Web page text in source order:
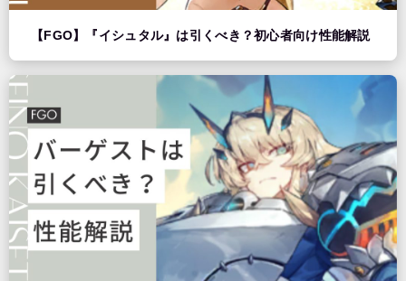
【FGO】『イシュタル』は引くべき？初心者向け性能解説